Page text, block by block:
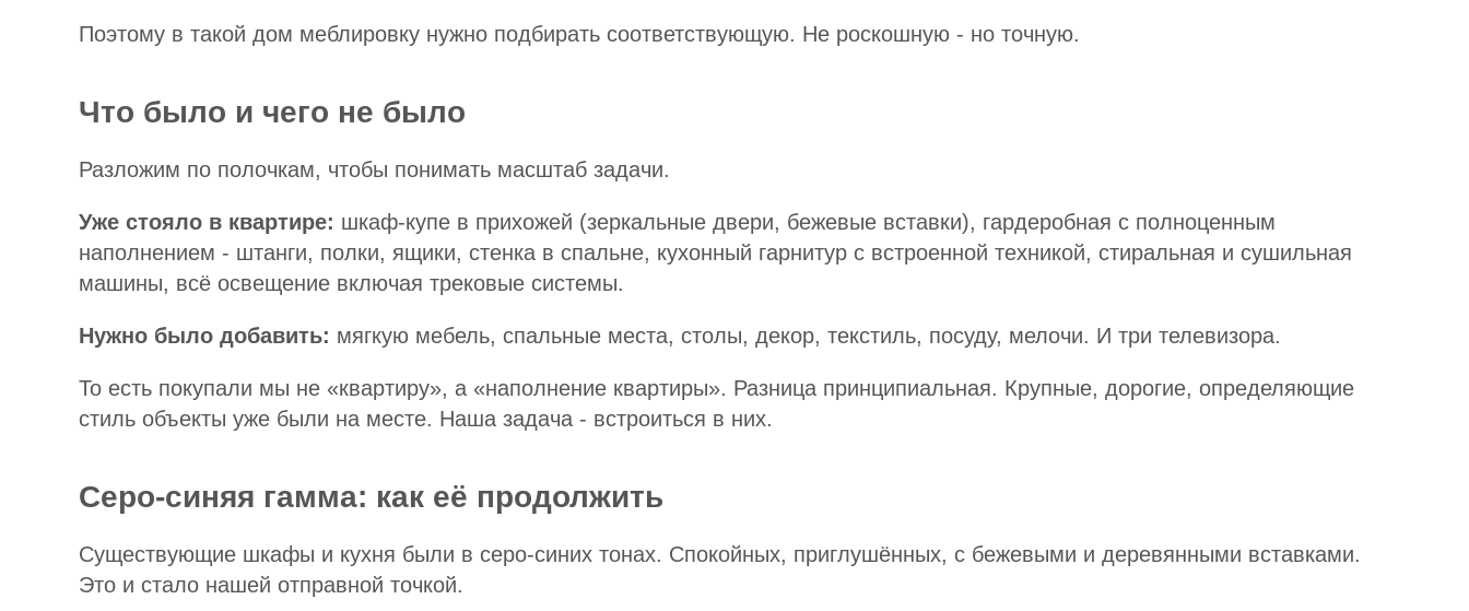
Поэтому в такой дом меблировку нужно подбирать соответствующую. Не роскошную - но точную.
Что было и чего не было
Разложим по полочкам, чтобы понимать масштаб задачи.
Уже стояло в квартире: шкаф-купе в прихожей (зеркальные двери, бежевые вставки), гардеробная с полноценным
наполнением - штанги, полки, ящики, стенка в спальне, кухонный гарнитур с встроенной техникой, стиральная и сушильная
машины, всё освещение включая трековые системы.
Нужно было добавить: мягкую мебель, спальные места, столы, декор, текстиль, посуду, мелочи. И три телевизора.
То есть покупали мы не «квартиру», а «наполнение квартиры». Разница принципиальная. Крупные, дорогие, определяющие
стиль объекты уже были на месте. Наша задача - встроиться в них.
Серо-синяя гамма: как её продолжить
Существующие шкафы и кухня были в серо-синих тонах. Спокойных, приглушённых, с бежевыми и деревянными вставками.
Это и стало нашей отправной точкой.